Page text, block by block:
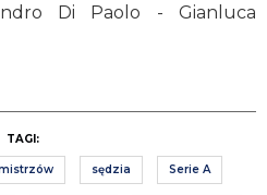
Di Paolo - Gianluca
TAGI:
sędzia Serie A